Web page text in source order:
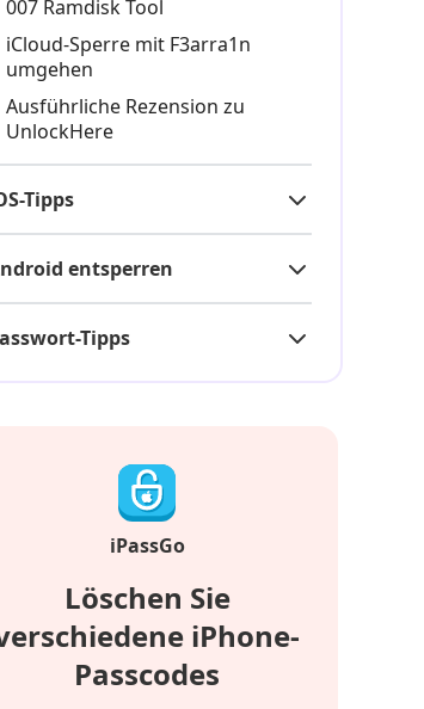
007 Ramdisk Tool
iCloud-Sperre mit F3arra1n
umgehen
Ausführliche Rezension zu
UnlockHere
Tipps
entsperren
Tipps
iPassGo
Löschen Sie
iPhone-
Passcodes